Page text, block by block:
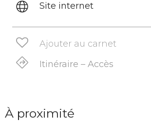
Site internet
Ajouter au carnet
Itinéraire – Accès
À proximité